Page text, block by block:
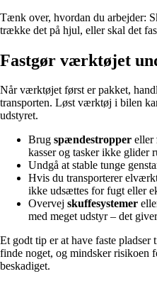
Tænk over, hvordan du arbejder:
trække det på hjul, eller skal det
Fastgør værktøjet
Når værktøjet først er pakket,
transporten. Løst værktøj i bilen
udstyret.
Brug spændestropper eller
kasser og tasker ikke glider
Undgå at stable tunge
Hvis du transporterer
ikke udsættes for fugt eller
Overvej skuffesystemer
med meget udstyr – det
Et godt tip er at have faste
finde noget, og mindsker risikoen
beskadiget.